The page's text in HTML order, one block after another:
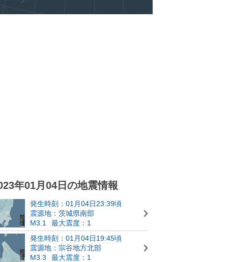
年01月04日の地震情報
発生時刻：01月04日23:39頃
震源地：茨城県南部
M3.1
最大震度：1
発生時刻：01月04日19:45頃
震源地：宗谷地方北部
M3.3
最大震度：1